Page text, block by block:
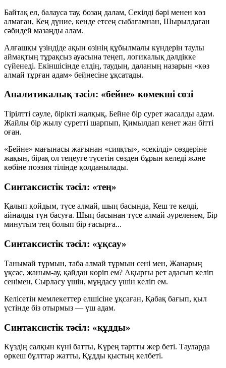
Байтақ ел, балауса тау, бозаң далам, Секілді бәрі менен көз
алмаған, Кең дүние, кенде етсең сыбағамнан, Шырылдаған
сәбидей мазаңды алам.
Алғашқы үзіндіде ақын өзінің құбылмалы күндерін таулы
аймақтың тұрақсыз ауасына теңеп, логикалық дәлдікке
сүйенеді. Екіншісінде елдің, таудың, даланың назарын «көз
алмай тұрған адам» бейнесіне ұқсатады.
Аналитикалық тәсіл: «бейне» көмекші сөзі
Тірілтті сәуле, бірікті жалқық, Бейне бір сурет жасалды адам.
Жайлы бір жылу суретті шарпып, Қимылдап кенет жан бітті
оған.
«Бейне» мағынасы жағынан «сияқты», «секілді» сөздеріне
жақын, бірақ ол теңеуге түсетін сөзден бұрын келеді және
көбіне поэзия тілінде қолданылады.
Синтаксистік тәсіл: «тең»
Қалып қойдым, түсе алмай, шың басында, Кеш те келді,
айналды түн басуға. Шың басынан түсе алмай әуреленем, Бір
минутым тең болып бір ғасырға...
Синтаксистік тәсіл: «ұқсау»
Танымай тұрмын, таба алмай тұрмын сені мен, Жанарың
ұқсас, жаным-ау, қайдан көріп ем? Ақырғы рет адасып келіп
сенімен, Сырласу үшін, мұңдасу үшін келіп ем.
Келісетін мемлекеттер елшісіне ұқсаған, Қабақ бағып, қыл
үстінде біз отырмыз — үш адам.
Синтаксистік тәсіл: «құдды»
Күздің салқын күні батты, Күрең тартты жер беті. Тауларда
өркеш бұлттар жатты, Құдды қыстың келбеті.